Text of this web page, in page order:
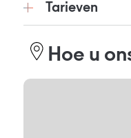
Tarieven
Hoe u